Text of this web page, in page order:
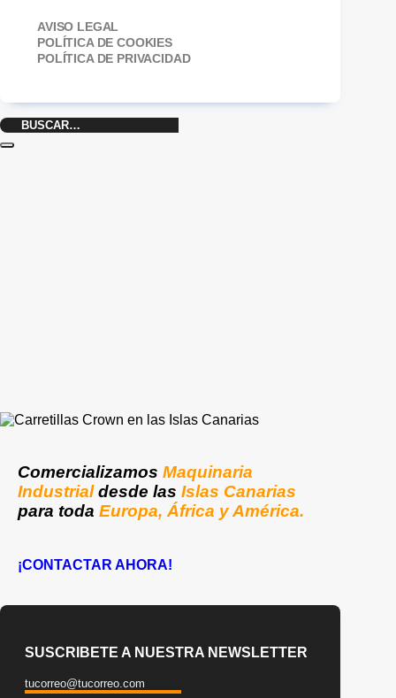
AVISO LEGAL
POLÍTICA DE COOKIES
POLÍTICA DE PRIVACIDAD
Buscar
por:
Comercializamos Maquinaria
Industrialdesde las Islas Canarias
para toda Europa, África y América.
¡CONTACTAR AHORA!
SUSCRIBETE A NUESTRA NEWSLETTER